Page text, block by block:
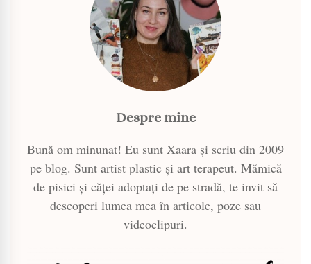
Despre mine
Bună om minunat! Eu sunt Xaara și scriu din 2009
pe blog. Sunt artist plastic și art terapeut. Mămică
de pisici și căței adoptați de pe stradă, te invit să
descoperi lumea mea în articole, poze sau
videoclipuri.